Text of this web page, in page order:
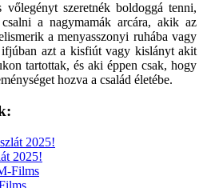
szeretnék boldoggá tenni,
a nagymamák arcára, akik az
a menyasszonyi ruhába vagy
azt a kisfiút vagy kislányt akit
tartottak, és aki éppen csak, hogy
hozva a család életébe.
2025!